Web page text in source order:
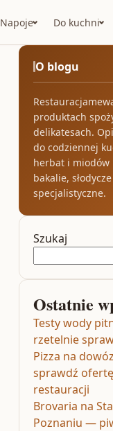
Napoje Do kuchni
O blogu
produktach
delikatesach.
do codziennej
herbat i miodów
bakalie,
specjalistyczne.
Szukaj
Ostatnie
Testy wody
rzetelnie
Pizza na
sprawdź
restauracji
Brovaria na
Poznaniu —